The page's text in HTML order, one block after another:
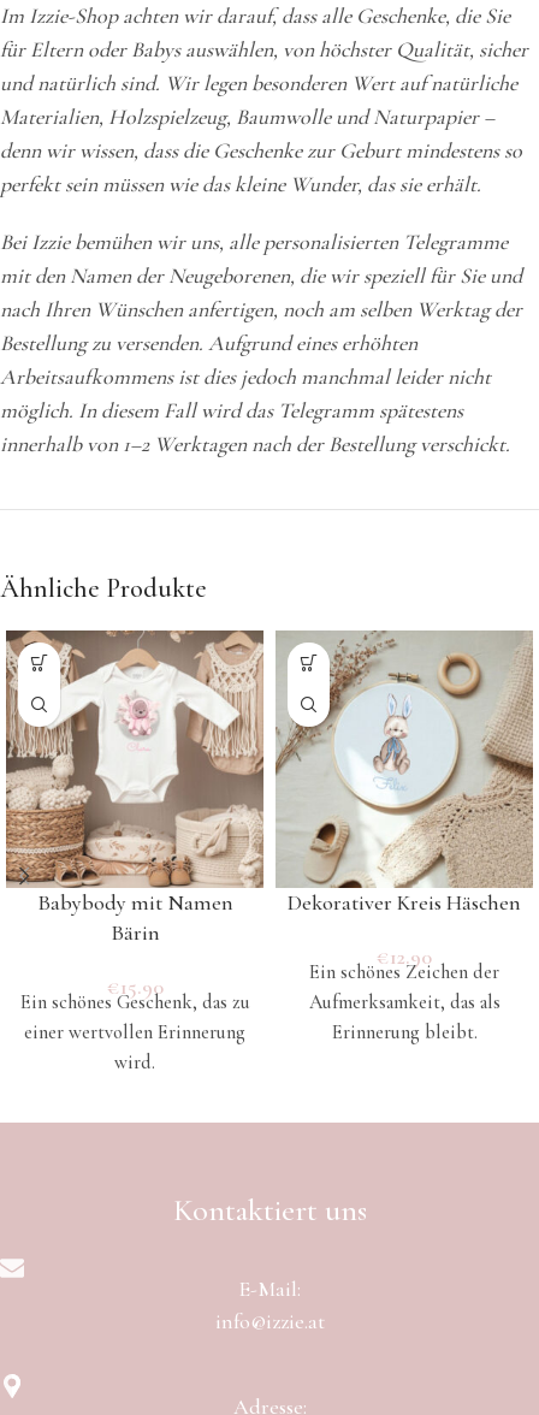
Im Izzie-Shop achten wir darauf, dass alle Geschenke, die Sie
für Eltern oder Babys auswählen, von höchster Qualität, sicher
und natürlich sind. Wir legen besonderen Wert auf natürliche
Materialien, Holzspielzeug, Baumwolle und Naturpapier –
denn wir wissen, dass die Geschenke zur Geburt mindestens so
perfekt sein müssen wie das kleine Wunder, das sie erhält.
Bei Izzie bemühen wir uns, alle personalisierten Telegramme
mit den Namen der Neugeborenen, die wir speziell für Sie und
nach Ihren Wünschen anfertigen, noch am selben Werktag der
Bestellung zu versenden. Aufgrund eines erhöhten
Arbeitsaufkommens ist dies jedoch manchmal leider nicht
möglich. In diesem Fall wird das Telegramm spätestens
innerhalb von 1–2 Werktagen nach der Bestellung verschickt.
Ähnliche Produkte
Babybody mit Namen
Bärin
€15.90
Ein schönes Geschenk, das zu
einer wertvollen Erinnerung
wird.
Dekorativer Kreis Häschen
€12.90
Ein schönes Zeichen der
Aufmerksamkeit, das als
Erinnerung bleibt.
Kontaktiert uns
E-Mail:
info@izzie.at
Adresse: